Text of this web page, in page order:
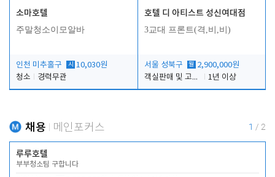
소마호텔
주말청소이모알바
인천 미추홀구 시 10,030원
청소
경력무관
호텔 디 아티스트 성신여대점
3교대 프론트(격,비,비)
서울 성북구 월 2,900,000원
객실판매 및 고객응대
1년 이상
채용 메인포커스 1 / 2
루루호텔
부부청소팀 구합니다